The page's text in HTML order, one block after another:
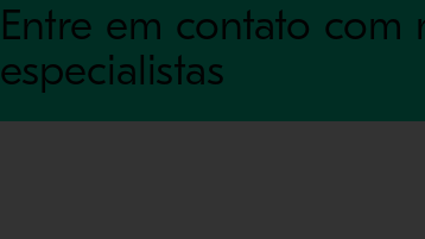
Entre em contato com
especialistas